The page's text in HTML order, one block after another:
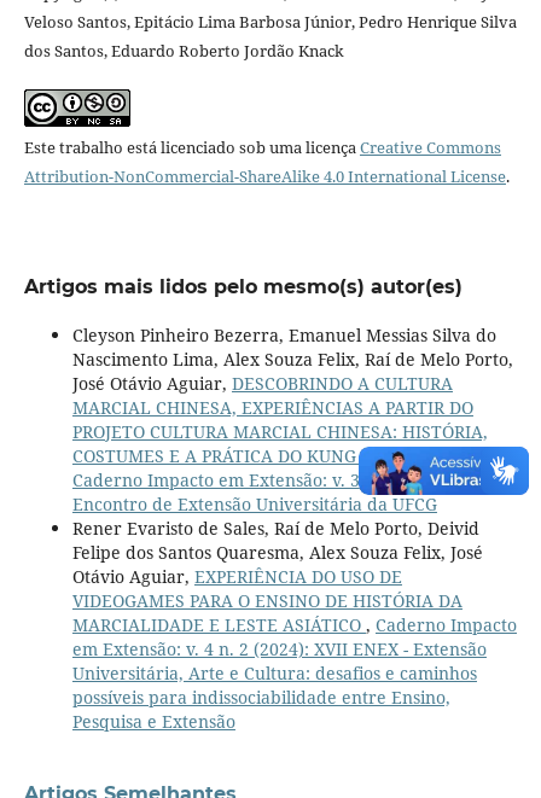
Veloso Santos, Epitácio Lima Barbosa Júnior, Pedro Henrique Silva
dos Santos, Eduardo Roberto Jordão Knack
Este trabalho está licenciado sob uma licençaCreative Commons
Attribution-NonCommercial-ShareAlike 4.0 International License.
Artigos mais lidos pelo mesmo(s) autor(es)
Cleyson Pinheiro Bezerra, Emanuel Messias Silva do
Nascimento Lima, Alex Souza Felix, Raí de Melo Porto,
José Otávio Aguiar, DESCOBRINDO A CULTURA
MARCIAL CHINESA, EXPERIÊNCIAS A PARTIR DO
PROJETO CULTURA MARCIAL CHINESA: HISTÓRIA,
COSTUMES E A PRÁTICA DO KUNG FU NO BRASIL
Caderno Impacto em Extensão: v. 3 n. 1 (2023): XVI
Encontro de Extensão Universitária da UFCG
Rener Evaristo de Sales, Raí de Melo Porto, Deivid
Felipe dos Santos Quaresma, Alex Souza Felix, José
Otávio Aguiar, EXPERIÊNCIA DO USO DE
VIDEOGAMES PARA O ENSINO DE HISTÓRIA DA
MARCIALIDADE E LESTE ASIÁTICO , Caderno Impacto
em Extensão: v. 4 n. 2 (2024): XVII ENEX - Extensão
Universitária, Arte e Cultura: desafios e caminhos
possíveis para indissociabilidade entre Ensino,
Pesquisa e Extensão
Artigos Semelhantes